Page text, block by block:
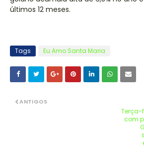
últimos 12 meses.
Tags Eu Amo Santa Maria
Terça-
com
ANTIGOS